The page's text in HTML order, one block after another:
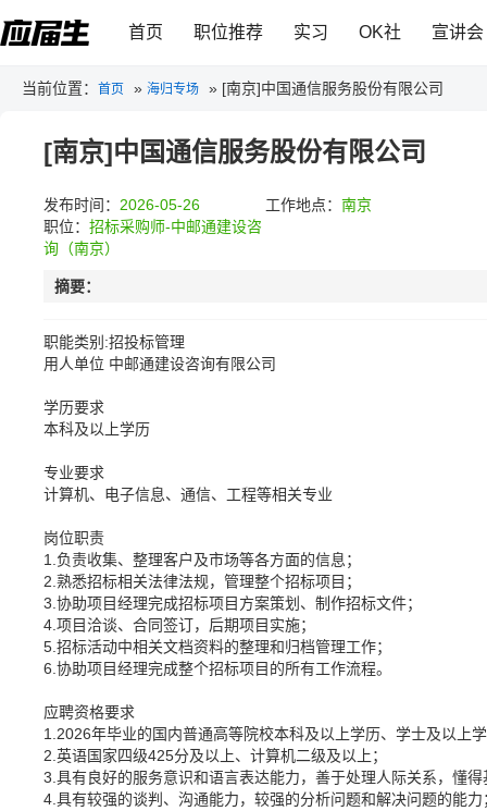
首页 职位推荐 实习 OK社 宣讲会
当前位置： 首页 » 海归专场 » [南京]中国通信服务股份有限公司
[南京]中国通信服务股份有限公司
发布时间： 2026-05-26 工作地点： 南京
职位： 招标采购师-中邮通建设咨
询（南京）
摘要：
职能类别:招投标管理
用人单位 中邮通建设咨询有限公司
学历要求
本科及以上学历
专业要求
计算机、电子信息、通信、工程等相关专业
岗位职责
1.负责收集、整理客户及市场等各方面的信息；
2.熟悉招标相关法律法规，管理整个招标项目；
3.协助项目经理完成招标项目方案策划、制作招标文件；
4.项目洽谈、合同签订，后期项目实施；
5.招标活动中相关文档资料的整理和归档管理工作；
6.协助项目经理完成整个招标项目的所有工作流程。
应聘资格要求
1.2026年毕业的国内普通高等院校本科及以上学历、学士及以上
2.英语国家四级425分及以上、计算机二级及以上；
3.具有良好的服务意识和语言表达能力，善于处理人际关系，懂
4.具有较强的谈判、沟通能力，较强的分析问题和解决问题的能力